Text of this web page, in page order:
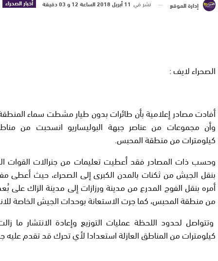
أخبار الصحراء إدارة الموقع نشر في 11 أبريل 2018 الساعة 12 و 03 دقيقة
الصحراء لايف :
أفادت مصادر إعلامية بأن طائرات بدون طيار مشطت سماء المنطقة
وأن مجموعات من عناصر جبهة البوليساريو انسحبت من
كيلومترات من منطقة المحبس.
وحسب ذات المصادر فقد أعطيت تعليمات من جنرالات القوات
بنقل الجيش من ثكنات بالمدن الكبرى إلى الصحراء، حيث أعطى
من منطقة المحبس، كما جرت الاستعانة بوحدات الجيش الخاصة
وتتواصل لحدود اللحظة عمليات التوزيع وإعادة الانتشار ما
كيلومترات من المناطق العازلة استعدادا لأي تحرك قد تقدم عليه